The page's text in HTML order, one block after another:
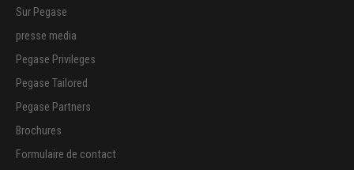
Sur Pegase
presse media
Pegase Privileges
Pegase Tailored
Pegase Partners
Brochures
Formulaire de contact